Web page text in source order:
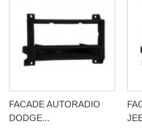
FACADE AUTORADIO
DODGE...